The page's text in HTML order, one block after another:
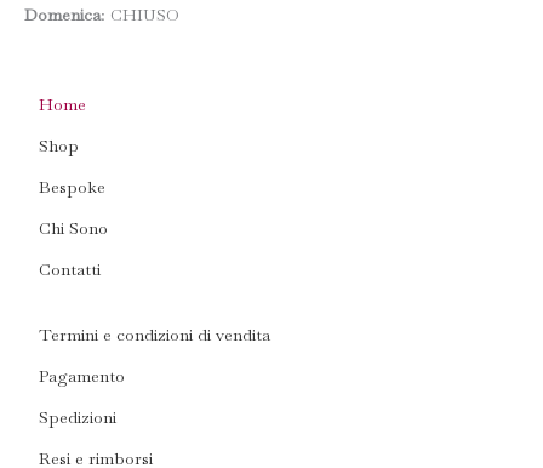
Domenica: CHIUSO
Home
Shop
Bespoke
Chi Sono
Contatti
Termini e condizioni di vendita
Pagamento
Spedizioni
Resi e rimborsi